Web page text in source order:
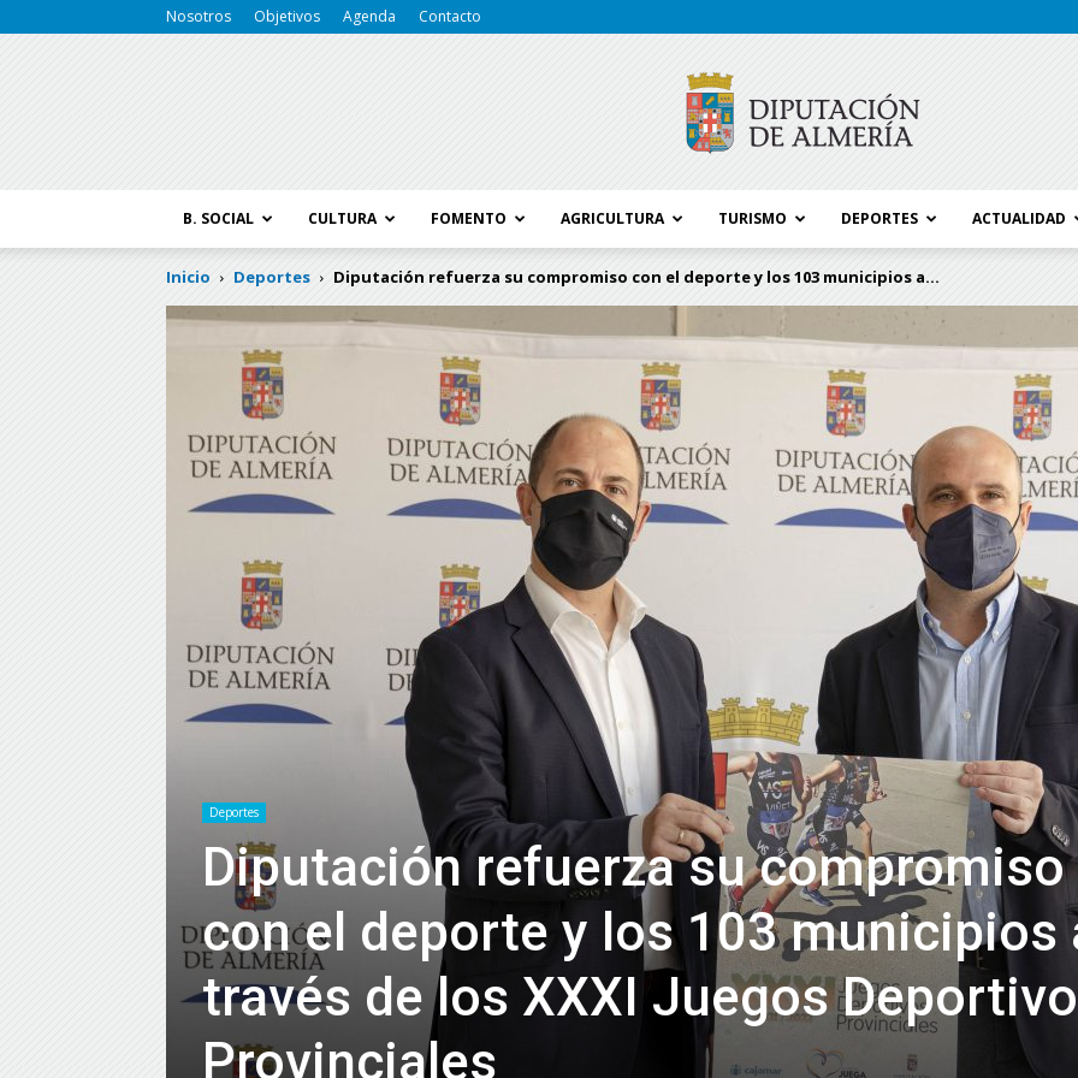
Nosotros Objetivos Agenda Contacto
Diputación
Almería
B. SOCIAL CULTURA FOMENTO AGRICULTURA TURISMO DEPORTES ACTUALIDAD
Inicio Deportes Diputación refuerza su compromiso con el deporte y los 103 municipios a...
Deportes
Diputación refuerza su compromiso
con el deporte y los 103 municipios
través de los XXXI Juegos
Provinciales